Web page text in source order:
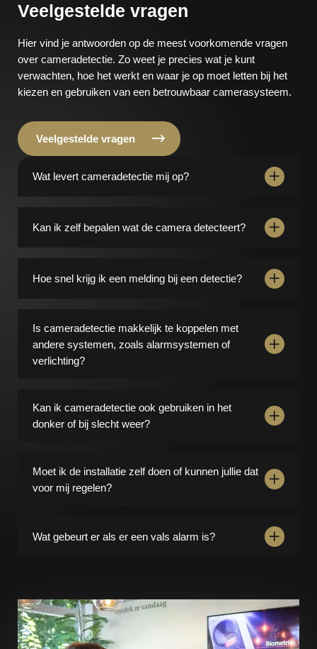
Veelgestelde vragen
Hier vind je antwoorden op de meest voorkomende vragen
over cameradetectie. Zo weet je precies wat je kunt
verwachten, hoe het werkt en waar je op moet letten bij het
kiezen en gebruiken van een betrouwbaar camerasysteem.
Veelgestelde vragen
Wat levert cameradetectie mij op?
verdachte bewegingen, zodat je sneller kunt reageren
en je eigendom beter beveiligd is, zonder dat je
Kan ik zelf bepalen wat de camera detecteert?
aanpassen, zodat je alleen meldingen krijgt van
relevante bewegingen, bijvoorbeeld alleen bij mensen
Hoe snel krijg ik een melding bij een detectie?
naar je smartphone of beveiligingscentrale, zodat je
snel actie kunt ondernemen.
Is cameradetectie makkelijk te koppelen met
andere systemen, zoals alarmsystemen of
verlichting?
met alarmsystemen, toegangscontrole en verlichting
voor een complete beveiligingsoplossing.
Kan ik cameradetectie ook gebruiken in het
donker of bij slecht weer?
sensoren die ook onder moeilijke omstandigheden
betrouwbaar detecteren.
Moet ik de installatie zelf doen of kunnen jullie dat
voor mij regelen?
professioneel, zodat alles optimaal werkt en voldoet
aan alle regels.
Wat gebeurt er als er een vals alarm is?
vals alarm zorgvuldig gecontroleerd voordat er actie
wordt ondernomen.